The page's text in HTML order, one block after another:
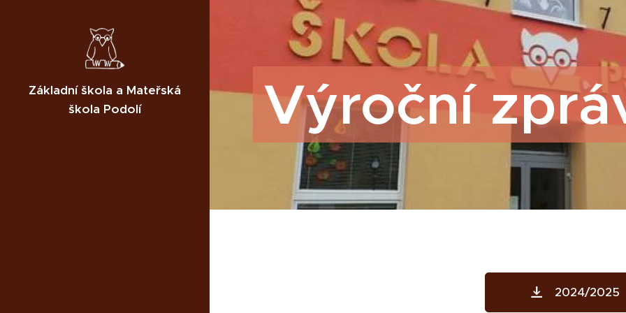
Základní škola a Mateřská
škola Podolí
Výroční
2024/2025